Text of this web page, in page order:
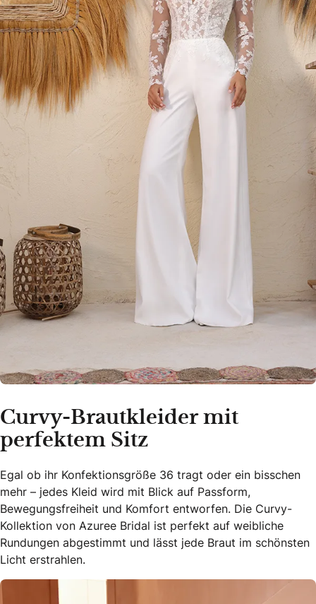
Curvy-Brautkleider mit
perfektem Sitz
Egal ob ihr Konfektionsgröße 36 tragt oder ein bisschen
mehr – jedes Kleid wird mit Blick auf Passform,
Bewegungsfreiheit und Komfort entworfen. Die Curvy-
Kollektion von Azuree Bridal ist perfekt auf weibliche
Rundungen abgestimmt und lässt jede Braut im schönsten
Licht erstrahlen.